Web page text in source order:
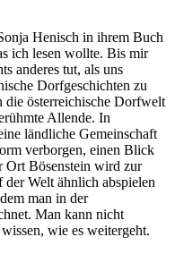
Henisch in ihrem Buch
ich lesen wollte. Bis mir
anderes tut, als uns
Dorfgeschichten zu
die österreichische Dorfwelt
Allende. In
ländliche Gemeinschaft
verborgen, einen Blick
Ort Bösenstein wird zur
Welt ähnlich abspielen
man in der
Man kann nicht
wie es weitergeht.